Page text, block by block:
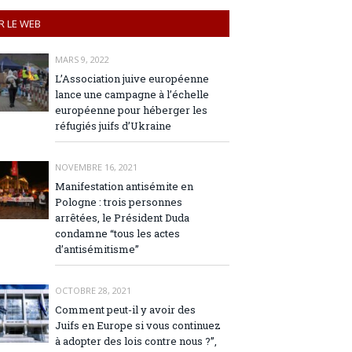
LE WEB
MARS 9, 2022
L’Association juive européenne
lance une campagne à l’échelle
européenne pour héberger les
réfugiés juifs d’Ukraine
NOVEMBRE 16, 2021
Manifestation antisémite en
Pologne : trois personnes
arrêtées, le Président Duda
condamne “tous les actes
d’antisémitisme”
OCTOBRE 28, 2021
Comment peut-il y avoir des
Juifs en Europe si vous continuez
à adopter des lois contre nous ?”,